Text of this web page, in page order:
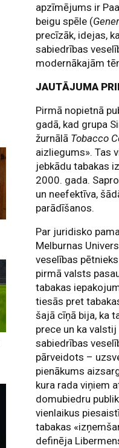
apzīmējums ir
beigu spēle (
precīzāk, idejas,
sabiedrības
modernākajām
JAUTĀJUMA
Pirmā nopietnā
gadā, kad grupa
žurnālā Tobacco
aizliegums». Tas
jebkādu tabakas
2000. gada.
un neefektīva,
parādīšanos.
Par juridisko
Melburnas
veselības
pirmā valsts
tabakas
tiesās pret
šajā cīņā bija, ka
prece un ka
sabiedrības
pārveidots –
pienākums
kura rada viņiem
domubiedru
vienlaikus
tabakas
definēja